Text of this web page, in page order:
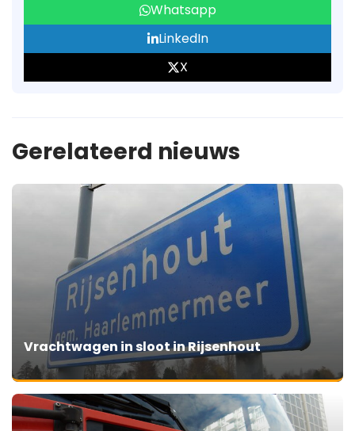
Whatsapp
LinkedIn
X
Gerelateerd nieuws
Vrachtwagen in sloot in Rijsenhout